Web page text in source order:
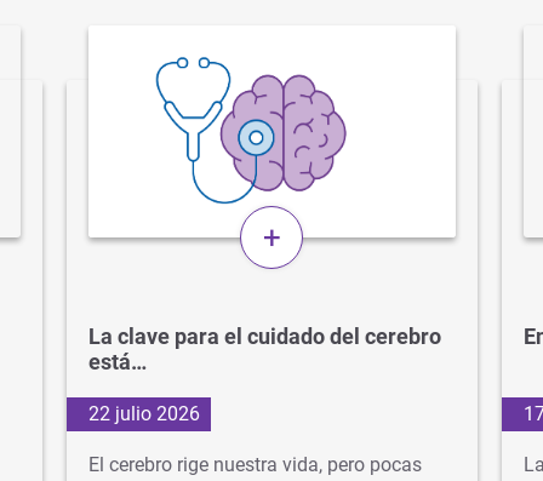
+
La clave para el cuidado del cerebro
está…
22 julio 2026
El cerebro rige nuestra vida, pero pocas